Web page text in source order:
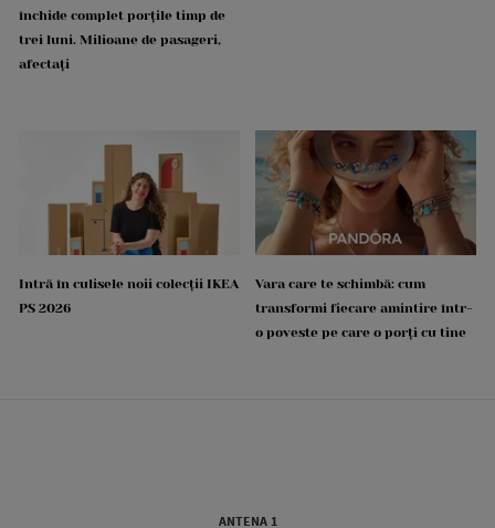
închide complet porțile timp de
trei luni. Milioane de pasageri,
afectați
Intră în culisele noii colecții IKEA
PS 2026
Vara care te schimbă: cum
transformi fiecare amintire într-
o poveste pe care o porți cu tine
ANTENA 1